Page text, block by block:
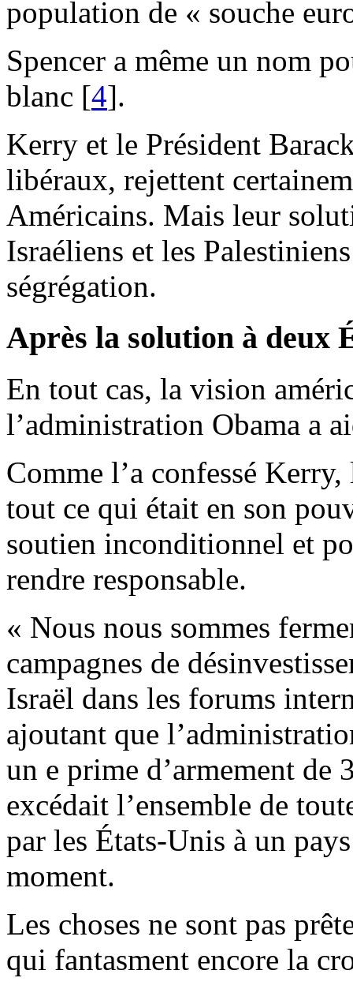
population de « souche
Spencer a même un nom
blanc [4].
Kerry et le Président
libéraux, rejettent
Américains. Mais leur
Israéliens et les
ségrégation.
Après la solution à deux
En tout cas, la vision
l’administration Obama a
Comme l’a confessé
tout ce qui était en son
soutien inconditionnel et
rendre responsable.
« Nous nous sommes
campagnes de
Israël dans les forums
ajoutant que
un e prime d’armement
excédait l’ensemble de
par les États-Unis à un
moment.
Les choses ne sont pas
qui fantasment encore la